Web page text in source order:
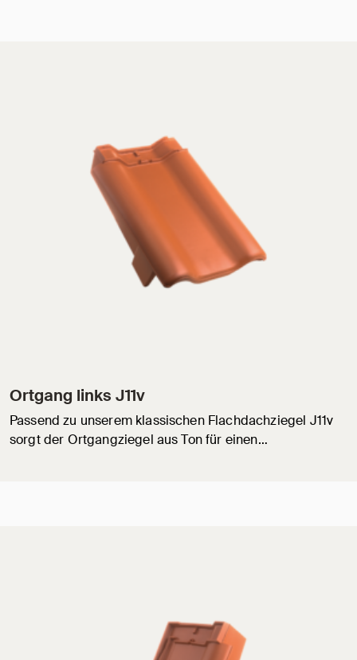
Ortgang links J11v
Passend zu unserem klassischen Flachdachziegel J11v
sorgt der Ortgangziegel aus Ton für einen…